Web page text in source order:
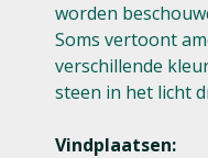
worden
Soms vertoont
verschillende
steen in het licht
Vindplaatsen: